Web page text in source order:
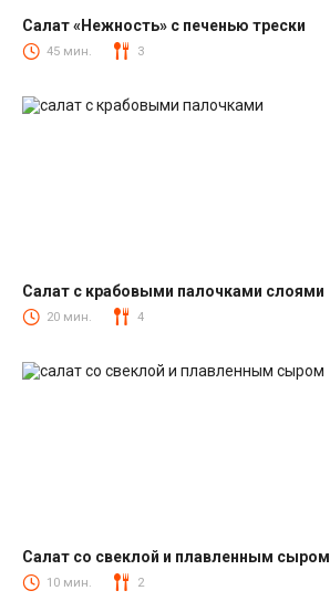
Салаты из печени трески
Салат «Нежность» с печенью трески
45 мин. 3
Салаты с крабовыми палочками
Салат с крабовыми палочками слоями
20 мин. 4
Салаты со свеклой
Салат со свеклой и плавленным сыром
10 мин. 2